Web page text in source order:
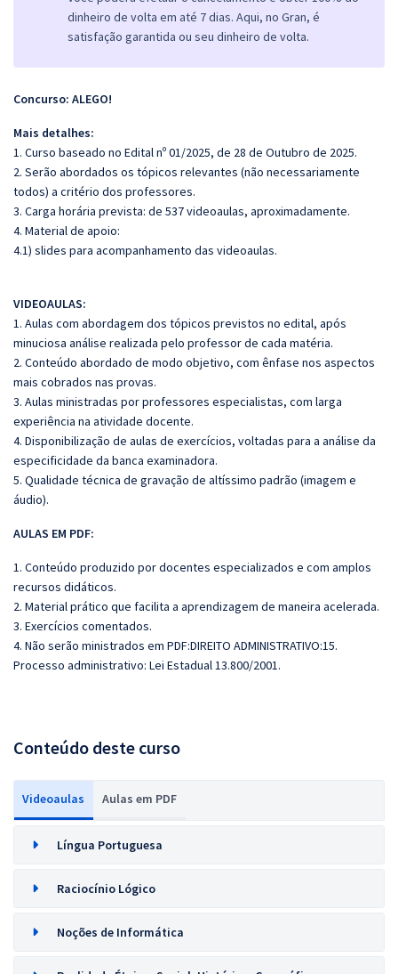
dinheiro de volta em até 7 dias. Aqui, no Gran, é
satisfação garantida ou seu dinheiro de volta.
Concurso: ALEGO!
Mais detalhes:
1. Curso baseado no Edital nº 01/2025, de 28 de Outubro de 2025.
2. Serão abordados os tópicos relevantes (não necessariamente
todos) a critério dos professores.
3. Carga horária prevista: de 537 videoaulas, aproximadamente.
4. Material de apoio:
4.1) slides para acompanhamento das videoaulas.
VIDEOAULAS:
1. Aulas com abordagem dos tópicos previstos no edital, após
minuciosa análise realizada pelo professor de cada matéria.
2. Conteúdo abordado de modo objetivo, com ênfase nos aspectos
mais cobrados nas provas.
3. Aulas ministradas por professores especialistas, com larga
experiência na atividade docente.
4. Disponibilização de aulas de exercícios, voltadas para a análise da
especificidade da banca examinadora.
5. Qualidade técnica de gravação de altíssimo padrão (imagem e
áudio).
AULAS EM PDF:
1. Conteúdo produzido por docentes especializados e com amplos
recursos didáticos.
2. Material prático que facilita a aprendizagem de maneira acelerada.
3. Exercícios comentados.
4. Não serão ministrados em PDF:DIREITO ADMINISTRATIVO:15.
Processo administrativo: Lei Estadual 13.800/2001.
Conteúdo deste curso
Videoaulas Aulas em PDF
Língua Portuguesa
Raciocínio Lógico
Noções de Informática